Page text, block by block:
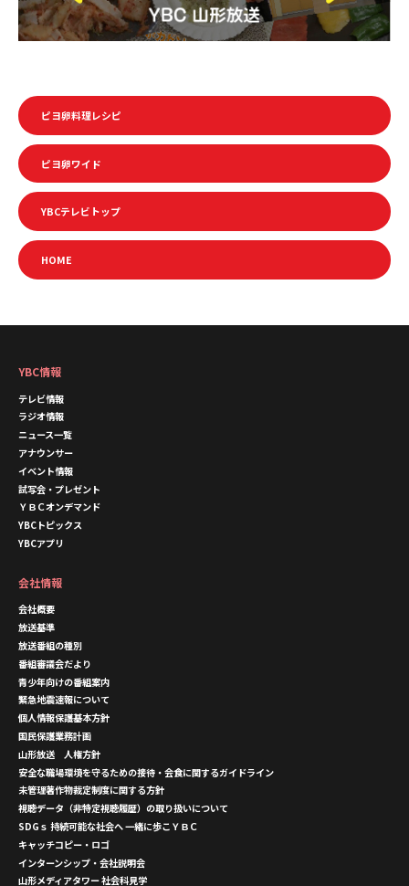
ピヨ卵料理レシピ
ピヨ卵ワイド
YBCテレビトップ
HOME
YBC情報
テレビ情報
ラジオ情報
ニュース一覧
アナウンサー
イベント情報
試写会・プレゼント
ＹＢＣオンデマンド
YBCトピックス
YBCアプリ
会社情報
会社概要
放送基準
放送番組の種別
番組審議会だより
青少年向けの番組案内
緊急地震速報について
個人情報保護基本方針
国民保護業務計画
山形放送 人権方針
安全な職場環境を守るための接待・会食に関するガイドライン
未管理著作物裁定制度に関する方針
視聴データ（非特定視聴履歴）の取り扱いについて
SDGｓ 持続可能な社会へ 一緒に歩こＹＢＣ
キャッチコピー・ロゴ
インターンシップ・会社説明会
山形メディアタワー 社会科見学